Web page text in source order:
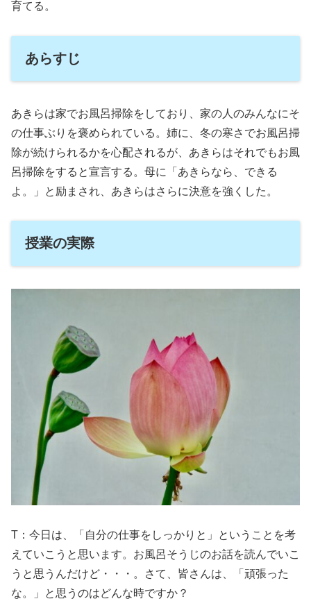
育てる。
あらすじ
あきらは家でお風呂掃除をしており、家の人のみんなにそ
の仕事ぶりを褒められている。姉に、冬の寒さでお風呂掃
除が続けられるかを心配されるが、あきらはそれでもお風
呂掃除をすると宣言する。母に「あきらなら、できる
よ。」と励まされ、あきらはさらに決意を強くした。
授業の実際
T：今日は、「自分の仕事をしっかりと」ということを考
えていこうと思います。お風呂そうじのお話を読んでいこ
うと思うんだけど・・・。さて、皆さんは、「頑張った
な。」と思うのはどんな時ですか？